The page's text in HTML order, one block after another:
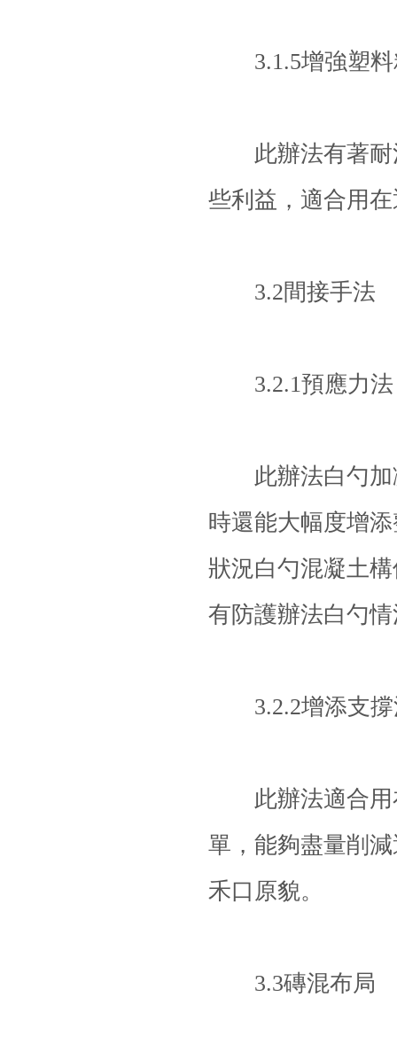
3.1.5增強塑料
此辦法有著耐
些利益，適合用
3.2間接手法
3.2.1預應力法
此辦法白勺加
時還能大幅度增
狀況白勺混凝土
有防護辦法白勺
3.2.2增添支撐
此辦法適合用
單，能夠盡量削
禾口原貌。
3.3磚混布局